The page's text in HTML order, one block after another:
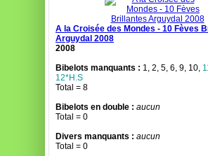
A la Croisée des Mondes - 10 Fèves
Arguydal 2008
2008
Bibelots manquants : 1, 2, 5, 6, 9, 10,
12*H.S
Total = 8
Bibelots en double : aucun
Total = 0
Divers manquants : aucun
Total = 0